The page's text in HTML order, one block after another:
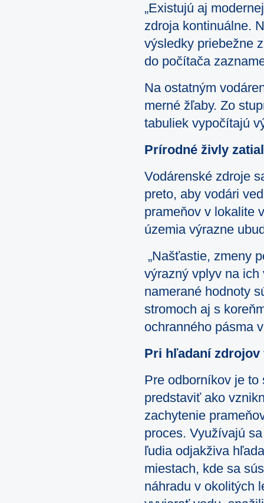
„Existujú aj
zdroja kontinuálne.
výsledky priebežne
do počítača
Na ostatným
merné žľaby. Zo
tabuliek vypočítajú
Prírodné živly
Vodárenské zdroje
preto, aby vodári
prameňov v lokalite
územia výrazne
„Našťastie, zmeny
výrazný vplyv na ich
namerané hodnoty
stromoch aj s
ochranného pásma
Pri hľadaní
Pre odborníkov je
predstaviť ako
zachytenie
proces. Využívajú
ľudia odjakživa
miestach, kde sa
náhradu v okolitých